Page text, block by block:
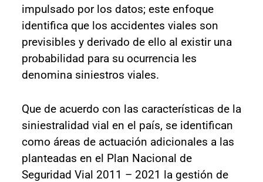
impulsado por los datos; este enfoque
identifica que los accidentes viales son
previsibles y derivado de ello al existir una
probabilidad para su ocurrencia les
denomina siniestros viales.
Que de acuerdo con las características de la
siniestralidad vial en el país, se identifican
como áreas de actuación adicionales a las
planteadas en el Plan Nacional de
Seguridad Vial 2011 – 2021 la gestión de